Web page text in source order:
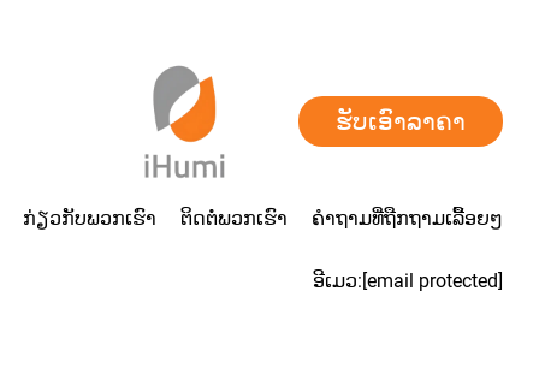
ຮັບເອົາລາຄາ
ກ່ຽວກັບພວກເຮົາ ຕິດຕໍ່ພວກເຮົາ ຄຳຖາມທີ່ຖືກຖາມເລື້ອຍໆ
ອີເມວ:[email protected]